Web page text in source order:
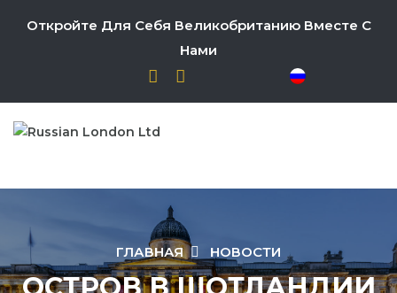
Откройте Для Себя Великобританию Вместе С
Нами
ГЛАВНАЯ НОВОСТИ